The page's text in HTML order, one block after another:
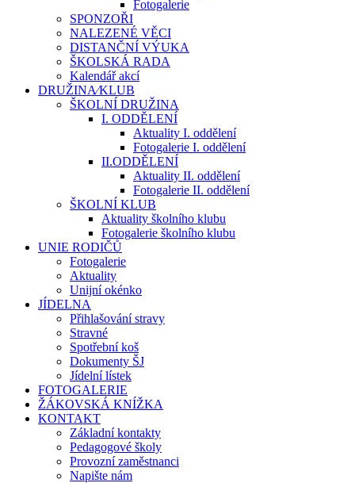
Fotogalerie
SPONZOŘI
NALEZENÉ VĚCI
DISTANČNÍ VÝUKA
ŠKOLSKÁ RADA
Kalendář akcí
DRUŽINA⁄KLUB
ŠKOLNÍ DRUŽINA
I. ODDĚLENÍ
Aktuality I. oddělení
Fotogalerie I. oddělení
II.ODDĚLENÍ
Aktuality II. oddělení
Fotogalerie II. oddělení
ŠKOLNÍ KLUB
Aktuality školního klubu
Fotogalerie školního klubu
UNIE RODIČŮ
Fotogalerie
Aktuality
Unijní okénko
JÍDELNA
Přihlašování stravy
Stravné
Spotřební koš
Dokumenty ŠJ
Jídelní lístek
FOTOGALERIE
ŽÁKOVSKÁ KNÍŽKA
KONTAKT
Základní kontakty
Pedagogové školy
Provozní zaměstnanci
Napište nám